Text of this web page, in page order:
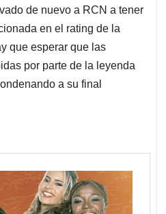
de nuevo a RCN a tener
en el rating de la
que esperar que las
por parte de la leyenda
a su final